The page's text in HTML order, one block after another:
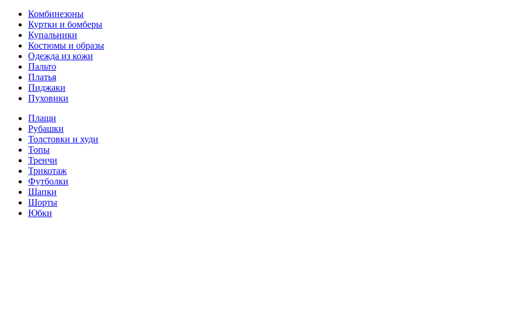
Комбинезоны
Куртки и бомберы
Купальники
Костюмы и образы
Одежда из кожи
Пальто
Платья
Пиджаки
Пуховики
Плащи
Рубашки
Толстовки и худи
Топы
Тренчи
Трикотаж
Футболки
Шапки
Шорты
Юбки